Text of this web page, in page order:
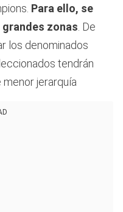
Para ello, se
zonas. De
los denominados
tendrán
jerarquía